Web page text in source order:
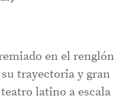
en el renglón
trayectoria y gran
latino a escala